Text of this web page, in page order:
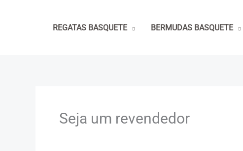
REGATAS BASQUETE BERMUDAS BASQUETE
Seja um revendedor